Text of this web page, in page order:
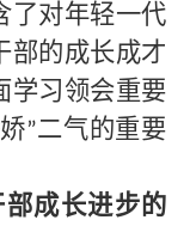
了对年轻一代
部的成长成才
学习领会重要
”二气的重要
成长进步的